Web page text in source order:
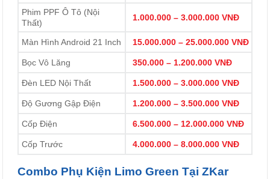
Phim PPF Ô Tô (Nội
Thất)
1.000.000 – 3.000.000 VNĐ
Màn Hình Android 21 Inch 15.000.000 – 25.000.000 VNĐ
Bọc Vô Lăng 350.000 – 1.200.000 VNĐ
Đèn LED Nội Thất 1.500.000 – 3.000.000 VNĐ
Độ Gương Gập Điện 1.200.000 – 3.500.000 VNĐ
Cốp Điện 6.500.000 – 12.000.000 VNĐ
Cốp Trước 4.000.000 – 8.000.000 VNĐ
Combo Phụ Kiện Limo Green Tại ZKar